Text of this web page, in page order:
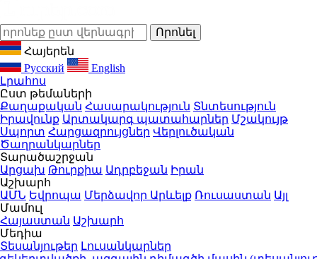
Հայերեն
Русский
English
Լրահոս
Ըստ թեմաների
Քաղաքական Հասարակություն Տնտեսություն
Իրավունք Արտակարգ պատահարներ Մշակույթ
Սպորտ Հարցազրույցներ Վերլուծական
Ծաղրանկարներ
Տարածաշրջան
Արցախ Թուրքիա Ադրբեջան Իրան
Աշխարհ
ԱՄՆ Եվրոպա Մերձավոր Արևելք Ռուսաստան Այլ
Մամուլ
Հայաստան Աշխարհ
Մեդիա
Տեսանյութեր Լուսանկարներ